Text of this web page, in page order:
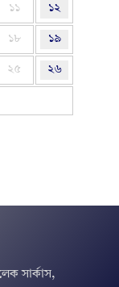
১১ ১২
১৮ ১৯
২৫ ২৬
সার্কাস,